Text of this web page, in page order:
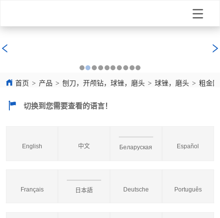
首页 > 产品 > 刨刀，开颅钻，球锉，磨头 > 球锉，磨头 > 粗金刚
切换到您需要查看的语言！
English 中文 Беларуская Español
Français 日本語 Deutsche Português